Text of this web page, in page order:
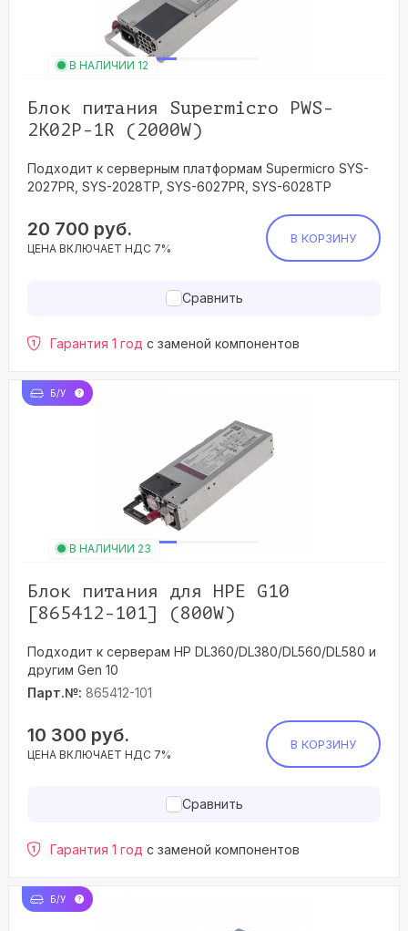
В НАЛИЧИИ 12
Блок питания Supermicro PWS-
2K02P-1R (2000W)
Подходит к серверным платформам Supermicro SYS-
2027PR, SYS-2028TP, SYS-6027PR, SYS-6028TP
20 700 руб.
ЦЕНА ВКЛЮЧАЕТ НДС 7%
В КОРЗИНУ
Сравнить
Гарантия 1 год с заменой компонентов
Б/У
В НАЛИЧИИ 23
Блок питания для HPE G10
[865412-101] (800W)
Подходит к серверам HP DL360/DL380/DL560/DL580 и
другим Gen 10
Парт.№: 865412-101
10 300 руб.
ЦЕНА ВКЛЮЧАЕТ НДС 7%
В КОРЗИНУ
Сравнить
Гарантия 1 год с заменой компонентов
Б/У